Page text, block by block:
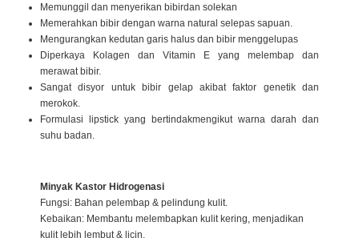
Memunggil dan menyerikan bibirdan solekan
Memerahkan bibir dengan warna natural selepas sapuan.
Mengurangkan kedutan garis halus dan bibir menggelupas
Diperkaya Kolagen dan Vitamin E yang melembap dan
merawat bibir.
Sangat disyor untuk bibir gelap akibat faktor genetik dan
merokok.
Formulasi lipstick yang bertindakmengikut warna darah dan
suhu badan.
Minyak Kastor Hidrogenasi
Fungsi: Bahan pelembap & pelindung kulit.
Kebaikan: Membantu melembapkan kulit kering, menjadikan
kulit lebih lembut & licin.